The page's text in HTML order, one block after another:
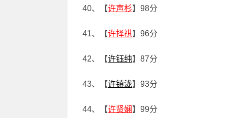
40、【许声杉】98分
41、【许择祺】96分
42、【许钰纯】87分
43、【许镇泷】93分
44、【许贤娴】99分